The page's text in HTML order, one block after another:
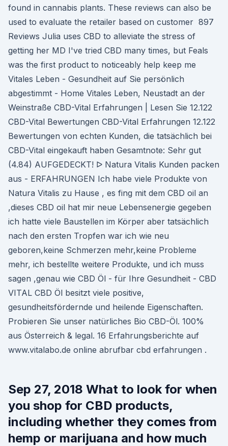
found in cannabis plants. These reviews can also be
used to evaluate the retailer based on customer 897
Reviews Julia uses CBD to alleviate the stress of
getting her MD I've tried CBD many times, but Feals
was the first product to noticeably help keep me
Vitales Leben - Gesundheit auf Sie persönlich
abgestimmt - Home Vitales Leben, Neustadt an der
Weinstraße CBD-Vital Erfahrungen | Lesen Sie 12.122
CBD-Vital Bewertungen CBD-Vital Erfahrungen 12.122
Bewertungen von echten Kunden, die tatsächlich bei
CBD-Vital eingekauft haben Gesamtnote: Sehr gut
(4.84) AUFGEDECKT! ᐅ Natura Vitalis Kunden packen
aus - ERFAHRUNGEN Ich habe viele Produkte von
Natura Vitalis zu Hause , es fing mit dem CBD oil an
,dieses CBD oil hat mir neue Lebensenergie gegeben
ich hatte viele Baustellen im Körper aber tatsächlich
nach den ersten Tropfen war ich wie neu
geboren,keine Schmerzen mehr,keine Probleme
mehr, ich bestellte weitere Produkte, und ich muss
sagen ,genau wie CBD Öl - für Ihre Gesundheit - CBD
VITAL CBD Öl besitzt viele positive,
gesundheitsfördernde und heilende Eigenschaften.
Probieren Sie unser natürliches Bio CBD-Öl. 100%
aus Österreich & legal. 16 Erfahrungsberichte auf
www.vitalabo.de online abrufbar cbd erfahrungen .
Sep 27, 2018 What to look for when
you shop for CBD products,
including whether they comes from
hemp or marijuana and how much